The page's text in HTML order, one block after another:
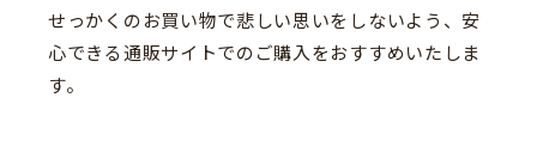
せっかくのお買い物で悲しい思いをしないよう、安
心できる通販サイトでのご購入をおすすめいたしま
す。